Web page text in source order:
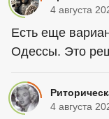
4 августа
Есть еще
Одессы. Это
4 августа